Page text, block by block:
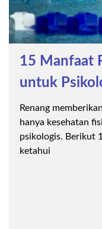
15 Manfaat
untuk
Renang
hanya kesehatan
psikologis. Berikut
ketahui